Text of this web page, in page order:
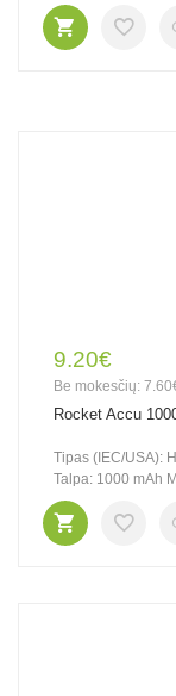
9.20€
Be mokesčių:
Rocket Accu
Tipas (IEC/USA):
Talpa: 1000 mAh